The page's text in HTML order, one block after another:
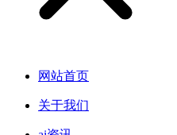
网站首页
关于我们